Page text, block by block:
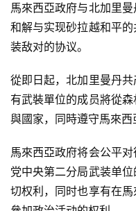
首
文
章
类
专
题
馬來西亞政府与北加里
和解与实现砂拉越和平
装敌对的协议。
從即日起，北加里曼丹
有武裝單位的成员將從
與國家，同時遵守馬來西
馬來西亞政府将会公平
党中央第二分局武装单
切权利，同时也享有在